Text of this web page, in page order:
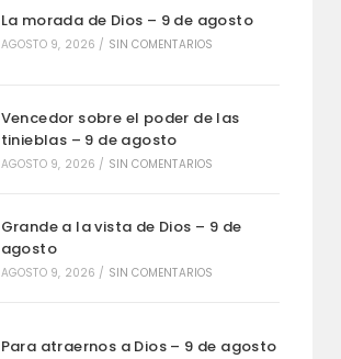
La morada de Dios – 9 de agosto
AGOSTO 9, 2026 / SIN COMENTARIOS
Vencedor sobre el poder de las
tinieblas – 9 de agosto
AGOSTO 9, 2026 / SIN COMENTARIOS
Grande a la vista de Dios – 9 de
agosto
AGOSTO 9, 2026 / SIN COMENTARIOS
Para atraernos a Dios – 9 de agosto